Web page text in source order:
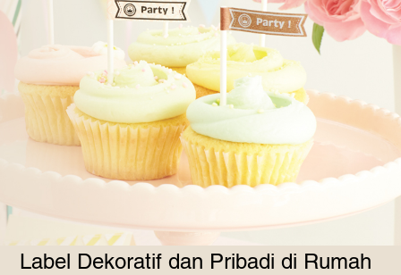
Label Dekoratif dan Pribadi di Rumah